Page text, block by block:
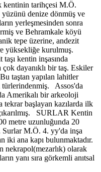
tarihçesi M.Ö.
denize dönmüş ve
yerleşmesinden sonra
ve Behramkale köyü
tepe üzerine, andezit
yüksekliğe kurulmuş.
kentin inşasında
çok dayanıklı bir taş. Eskiler
taştan yapılan lahitler
türlerindenmiş. Assos'da
Amerikalı bir arkeoloji
tekrar başlayan kazılarda ilk
SURLAR Kentin
metre uzunluğunda 20
M.Ö. 4. yy'da inşa
iki ana kapı bulunmaktadır.
nekrapol(mezarlık) olarak
yanı sıra görkemli anıtsal